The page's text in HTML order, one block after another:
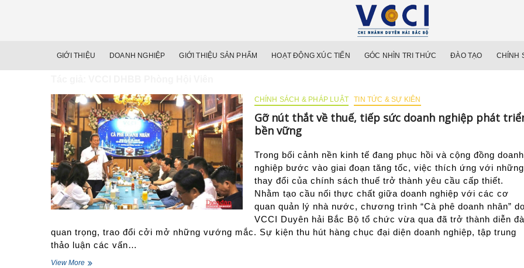
GIỚI THIỆU DOANH NGHIỆP GIỚI THIỆU SẢN PHẨM HOẠT ĐỘNG XÚC TIẾN GÓC NHÌN TRI THỨC ĐÀO TẠO CHÍNH
CHÍNH SÁCH & PHÁP LUẬT TIN TỨC & SỰ KIÊN
Gỡ nút thắt về thuế, tiếp sức doanh nghiệp phát
bền vững
Trong bối cảnh nền kinh tế đang phục hồi và cộng đồng doanh
nghiệp bước vào giai đoạn tăng tốc, việc thích ứng với những
thay đổi của chính sách thuế trở thành yêu cầu cấp thiết.
Nhằm tạo cầu nối thực chất giữa doanh nghiệp với các cơ
quan quản lý nhà nước, chương trình “Cà phê doanh nhân” do
VCCI Duyên hải Bắc Bộ tổ chức vừa qua đã trở thành diễn
quan trọng, trao đổi cởi mở những vướng mắc. Sự kiện thu hút hàng chục đại diện doanh nghiệp, tập trung
thảo luận các vấn…
View MoreGỡ